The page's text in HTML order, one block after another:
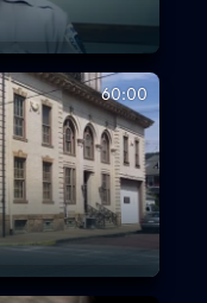
60:00